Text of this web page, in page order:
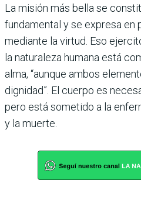
La misión más bella se
fundamental y se expresa en
mediante la virtud. Eso
la naturaleza humana está
alma, “aunque ambos
dignidad”. El cuerpo es
pero está sometido a la
y la muerte.